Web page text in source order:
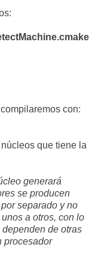
con:
que tiene la
generará
se producen
separado y no
a otros, con lo
de otras
procesador